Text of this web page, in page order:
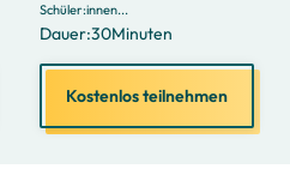
Schüler:innen...
Dauer:30Minuten
Kostenlos teilnehmen